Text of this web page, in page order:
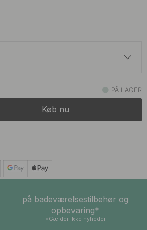
På lager
PÅ LAGER
Køb nu
på badeværelsestilbehør og
opbevaring*
*Gælder ikke nyheder